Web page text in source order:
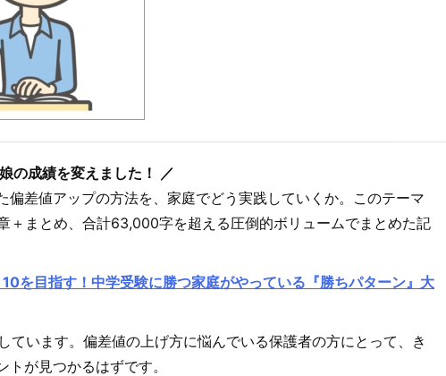
の成績を変えました！ ／
偏差値アップの方法を、家庭でどう実践していくか。このテーマ
＋まとめ、合計63,000字を超える圧倒的ボリュームでまとめた記
を目指す！中学受験に勝つ家庭がやっている『勝ちパターン』大
ています。偏差値の上げ方に悩んでいる保護者の方にとって、き
トが見つかるはずです。